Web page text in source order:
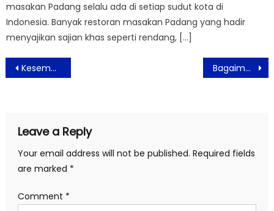
masakan Padang selalu ada di setiap sudut kota di
Indonesia. Banyak restoran masakan Padang yang hadir
menyajikan sajian khas seperti rendang, […]
Post
navigation
Kesembuhan Covid -19 di Denpasar Meningkat Bagaimana Mutasi Varian Alpha Mengatasi Titik Lemahnya
Leave a Reply
Your email address will not be published. Required fields
are marked *
Comment *